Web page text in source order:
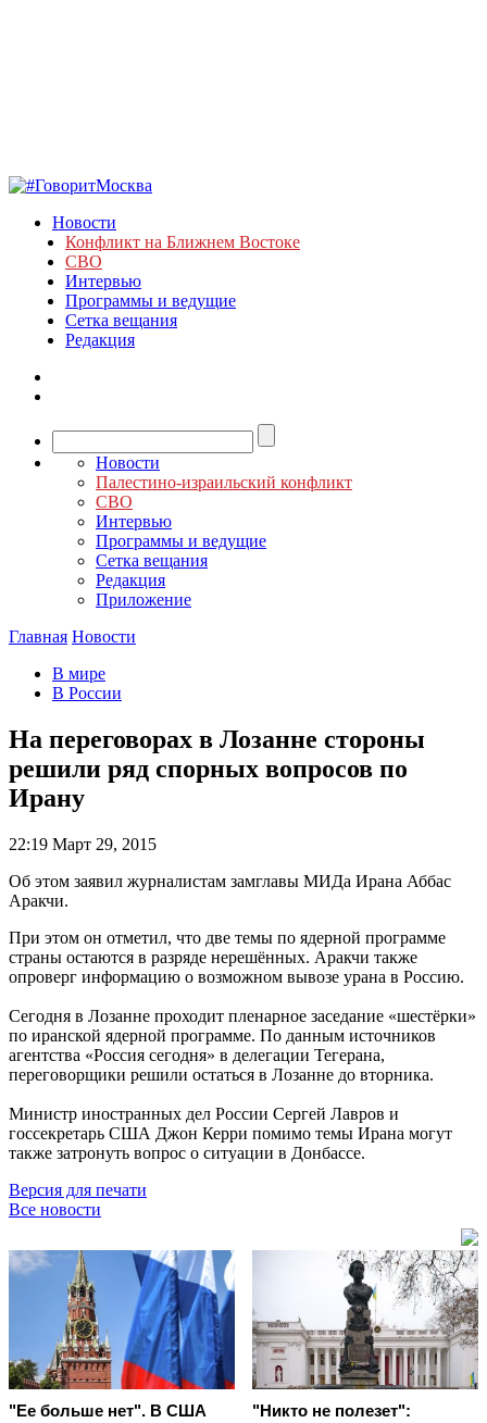
Новости
Конфликт на Ближнем Востоке
СВО
Интервью
Программы и ведущие
Сетка вещания
Редакция
Новости
Палестино-израильский конфликт
СВО
Интервью
Программы и ведущие
Сетка вещания
Редакция
Приложение
Главная Новости
В мире
В России
На переговорах в Лозанне стороны
решили ряд спорных вопросов по
Ирану
22:19 Март 29, 2015
Об этом заявил журналистам замглавы МИДа Ирана Аббас
Аракчи.
При этом он отметил, что две темы по ядерной программе
страны остаются в разряде нерешённых. Аракчи также
опроверг информацию о возможном вывозе урана в Россию.
Сегодня в Лозанне проходит пленарное заседание «шестёрки»
по иранской ядерной программе. По данным источников
агентства «Россия сегодня» в делегации Тегерана,
переговорщики решили остаться в Лозанне до вторника.
Министр иностранных дел России Сергей Лавров и
госсекретарь США Джон Керри помимо темы Ирана могут
также затронуть вопрос о ситуации в Донбассе.
Версия для печати
Все новости
"Ее больше нет". В США
"Никто не полезет":